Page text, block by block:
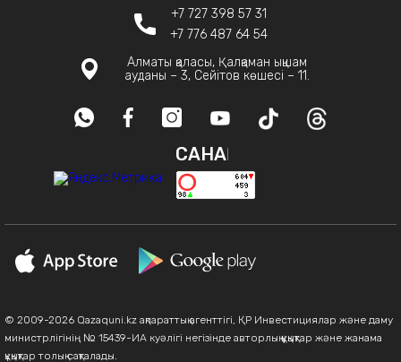
+7 727 398 57 31
+7 776 487 64 54
Алматы қаласы, Қалқаман ықшам
ауданы – 3, Сейітов көшесі – 11.
САНАҚ
© 2009-2026 Qazaquni.kz ақпараттық агенттігі, ҚР Инвестициялар және даму
министрлігінің № 15439-ИА куәлігі негізінде авторлық құқықтар және жанама
құқықтар толық сақталады.